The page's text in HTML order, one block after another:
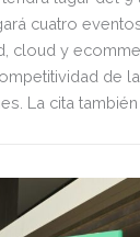
cuatro
cloud y
de
La cita